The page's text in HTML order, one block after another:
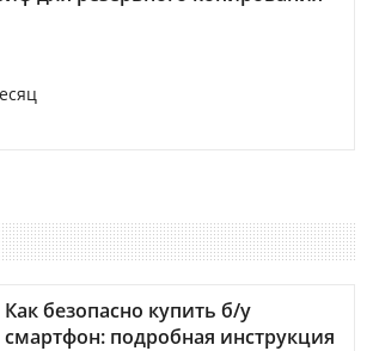
Как безопасно купить б/у
смартфон: подробная инструкция